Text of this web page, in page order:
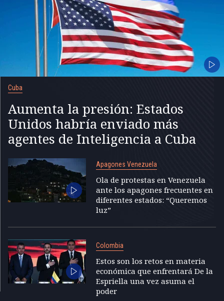
Cuba
Aumenta la presión: Estados
Unidos habría enviado más
agentes de Inteligencia a Cuba
Apagones Venezuela
Ola de protestas en Venezuela
ante los apagones frecuentes en
diferentes estados: “Queremos
luz”
Colombia
Estos son los retos en materia
económica que enfrentará De la
Espriella una vez asuma el
poder